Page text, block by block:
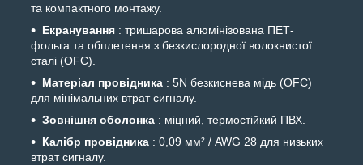
та компактного монтажу.
Екранування : тришарова алюмінізована ПЕТ-
фольга та обплетення з безкислородної волокнистої
сталі (OFC).
Матеріал провідника : 5N безкиснева мідь (OFC)
для мінімальних втрат сигналу.
Зовнішня оболонка : міцний, термостійкий ПВХ.
Калібр провідника : 0,09 мм² / AWG 28 для низьких
втрат сигналу.